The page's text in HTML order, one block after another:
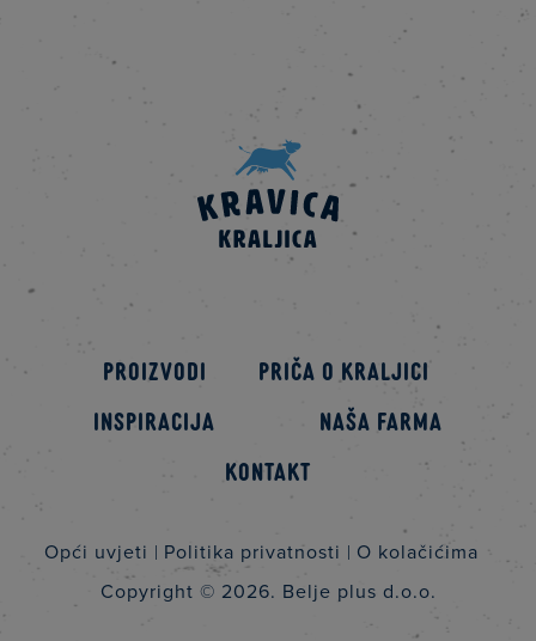
Proizvodi
Priča o kraljici
Inspiracija
Naša farma
Kontakt
Opći uvjeti Politika privatnosti
O kolačićima
Copyright © 2026. Belje plus d.o.o.